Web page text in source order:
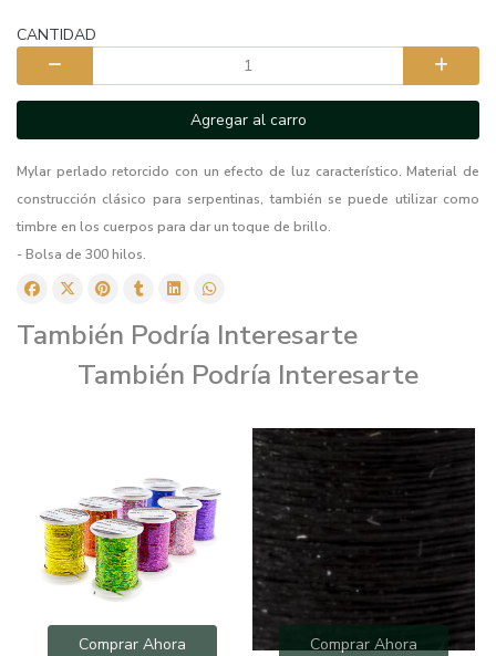
CANTIDAD
Agregar al carro
Mylar perlado retorcido con un efecto de luz característico. Material de
construcción clásico para serpentinas, también se puede utilizar como
timbre en los cuerpos para dar un toque de brillo.
- Bolsa de 300 hilos.
También Podría Interesarte
También Podría Interesarte
Comprar Ahora Comprar Ahora